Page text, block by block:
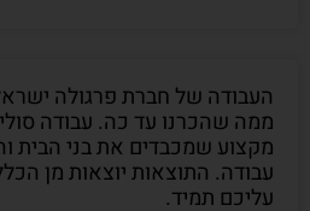
העבודה של חברת פרגולה
ממה שהכרנו עד כה. עבודה
מקצוע שמכבדים את בני הבית
עבודה. התוצאות יוצאות מן
עליכם תמיד.